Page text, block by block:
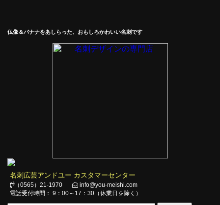
仏像＆バナナをあしらった、おもしろかわいい名刺です
名刺広芸アンドユー カスタマーセンター
（0565）21-1970
info@you-meishi.com
電話受付時間： 9：00～17：30（休業日を除く）